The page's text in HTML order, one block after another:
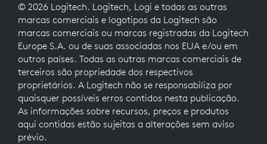
© 2026 Logitech. Logitech, Logi e todas as outras
marcas comerciais e logotipos da Logitech são
marcas comerciais ou marcas registradas da Logitech
Europe S.A. ou de suas associadas nos EUA e/ou em
outros países. Todas as outras marcas comerciais de
terceiros são propriedade dos respectivos
proprietários. A Logitech não se responsabiliza por
quaisquer possíveis erros contidos nesta publicação.
As informações sobre recursos, preços e produtos
aqui contidas estão sujeitas a alterações sem aviso
prévio.